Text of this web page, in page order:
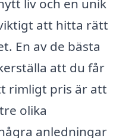
liv och en unik
att hitta rätt
En av de bästa
att du får
rimligt pris är att
olika
anledningar